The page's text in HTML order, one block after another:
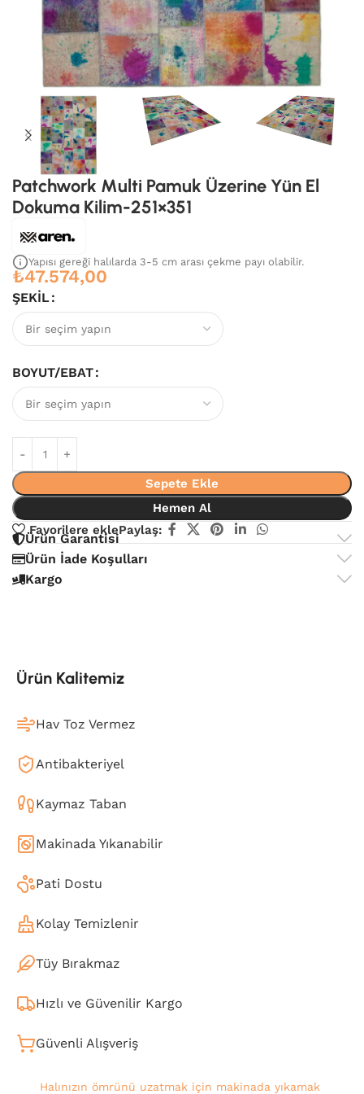
Patchwork Multi Pamuk Üzerine Yün El
Dokuma Kilim-251×351
Yapısı gereği halılarda 3-5 cm arası çekme payı olabilir.
₺47.574,00
ŞEKIL
BOYUT/EBAT
Sepete Ekle
Hemen Al
Favorilere eklePaylaş:
Ürün Garantisi
Ürün İade Koşulları
Kargo
Ürün Kalitemiz
Hav Toz Vermez
Antibakteriyel
Kaymaz Taban
Makinada Yıkanabilir
Pati Dostu
Kolay Temizlenir
Tüy Bırakmaz
Hızlı ve Güvenilir Kargo
Güvenli Alışveriş
Halınızın ömrünü uzatmak için makinada yıkamak